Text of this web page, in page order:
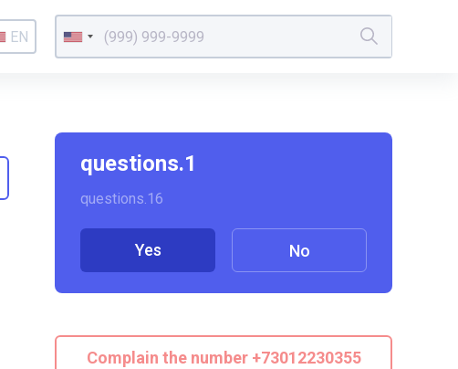
EN
questions.1
questions.16
Yes No
Complain the number +73012230355